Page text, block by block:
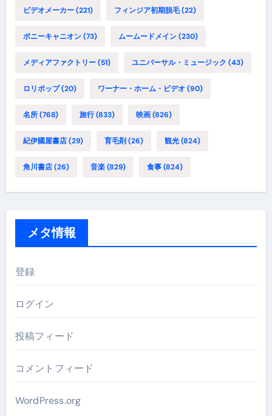
ビデオメーカー(221) フィンジア初期脱毛(22)
ポニーキャニオン(73) ムームードメイン(230)
メディアファクトリー(51) ユニバーサル・ミュージック (43)
ロリポップ(20) ワーナー・ホーム・ビデオ (90)
名所(768) 旅行(833) 映画(826)
紀伊國屋書店(29) 育毛剤(26) 観光(824)
角川書店(26) 音楽(829) 食事(824)
メタ情報
登録
ログイン
投稿フィード
コメントフィード
WordPress.org